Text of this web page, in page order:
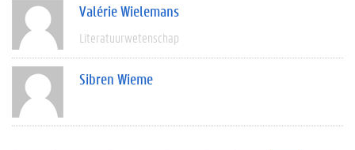
Valérie Wielemans
Literatuurwetenschap
Sibren Wieme